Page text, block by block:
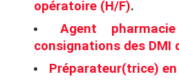
opératoire (H/F).
Agent
consignations des DMI
Préparateur(trice)